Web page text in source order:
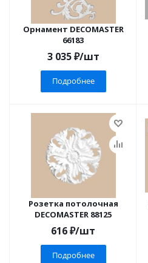
Орнамент DECOMASTER
66183
3 035₽/шт
Подробнее
Розетка потолочная
DECOMASTER 88125
616₽/шт
Подробнее